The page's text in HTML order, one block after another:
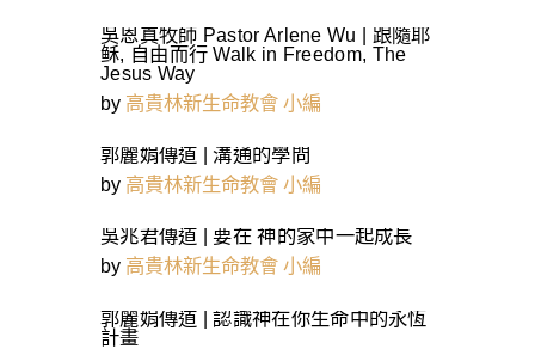
吳恩真牧師 Pastor Arlene Wu | 跟隨耶
稣, 自由而行 Walk in Freedom, The
Jesus Way
by 高貴林新生命教會 小編
郭麗娟傳道 | 溝通的學問
by 高貴林新生命教會 小編
吳兆君傳道 | 要在 神的家中一起成長
by 高貴林新生命教會 小編
郭麗娟傳道 | 認識神在你生命中的永恆
計畫